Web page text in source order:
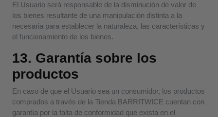
El Usuario será responsable de la disminución de valor de
los bienes resultante de una manipulación distinta a la
necesaria para establecer la naturaleza, las características y
el funcionamiento de los bienes.
13. Garantía sobre los
productos
En caso de que el Usuario sea un consumidor, los productos
comprados a través de la Tienda BARRITWICE cuentan con
garantía por la falta de conformidad que exista en el